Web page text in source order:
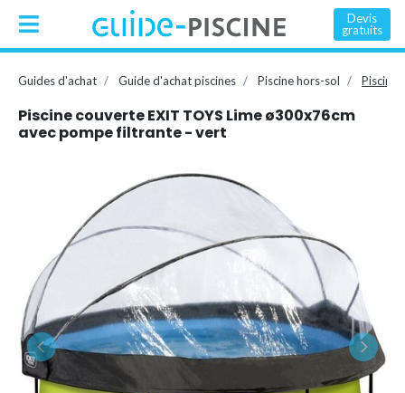
Devis
gratuits
Guides d'achat Guide d'achat piscines Piscine hors-sol Piscine
Piscine couverte EXIT TOYS Lime ø300x76cm
avec pompe filtrante - vert